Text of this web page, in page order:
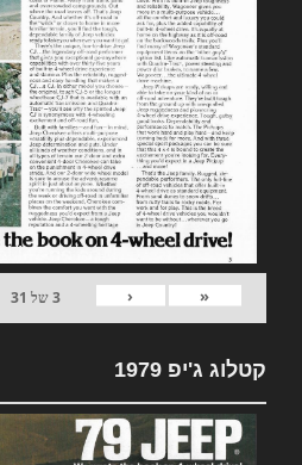
«
‹
3של 31
קטלוג ג'יפ 1979